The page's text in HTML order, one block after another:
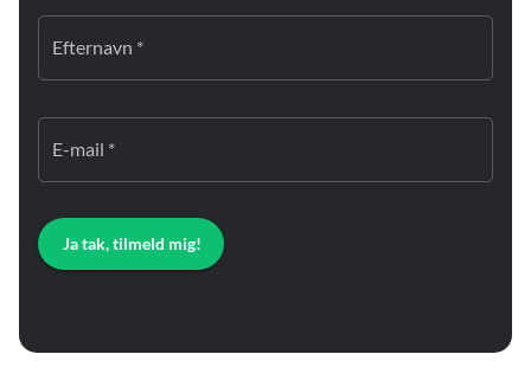
Efternavn *
E-mail *
Ja tak, tilmeld mig!